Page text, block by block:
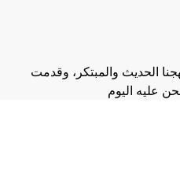
الحديث والمبتكر، وقدمت
عليه اليوم